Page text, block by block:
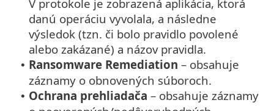
V protokole je zobrazená aplikácia, ktorá
danú operáciu vyvolala, a následne
výsledok (tzn. či bolo pravidlo povolené
alebo zakázané) a názov pravidla.
• Ransomware Remediation – obsahuje
záznamy o obnovených súboroch.
• Ochrana prehliadača – obsahuje záznamy